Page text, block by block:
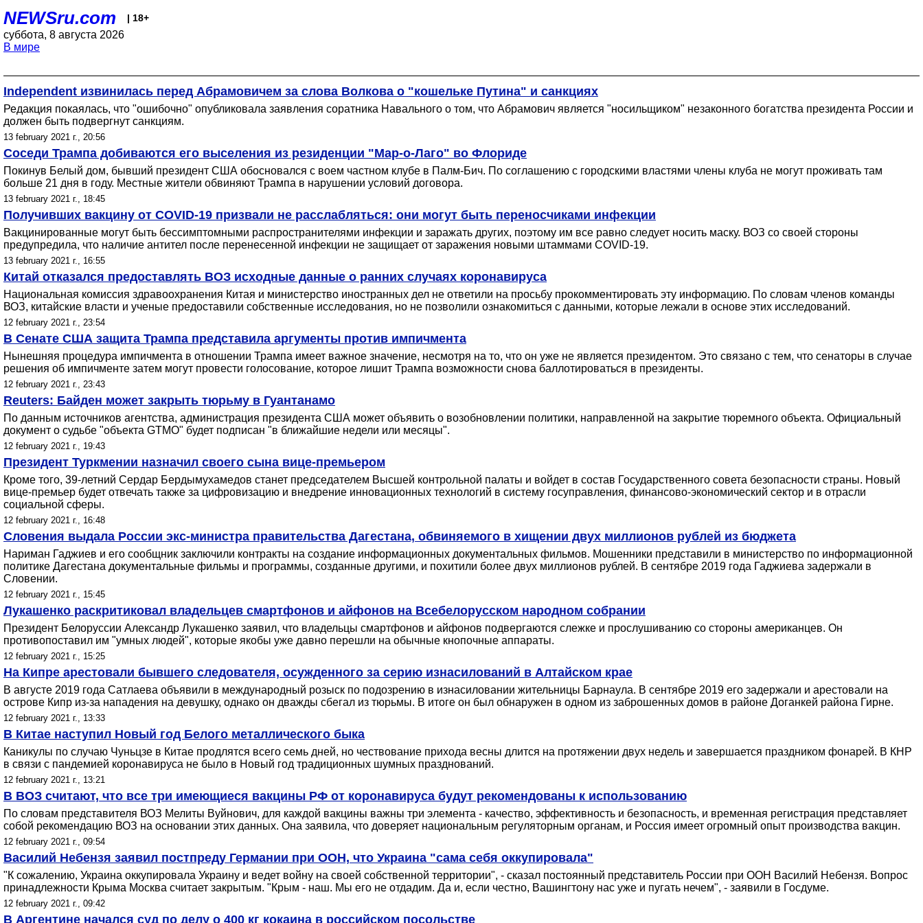
NEWSru.com | 18+
суббота, 8 августа 2026
В мире
Independent извинилась перед Абрамовичем за слова Волкова о "кошельке Путина" и санкциях
Редакция покаялась, что "ошибочно" опубликовала заявления соратника Навального о том, что Абрамович является "носильщиком" незаконного богатства президента России и
должен быть подвергнут санкциям.
13 february 2021 г., 20:56
Соседи Трампа добиваются его выселения из резиденции "Мар-о-Лаго" во Флориде
Покинув Белый дом, бывший президент США обосновался с воем частном клубе в Палм-Бич. По соглашению с городскими властями члены клуба не могут проживать там
больше 21 дня в году. Местные жители обвиняют Трампа в нарушении условий договора.
13 february 2021 г., 18:45
Получивших вакцину от COVID-19 призвали не расслабляться: они могут быть переносчиками инфекции
Вакцинированные могут быть бессимптомными распространителями инфекции и заражать других, поэтому им все равно следует носить маску. ВОЗ со своей стороны
предупредила, что наличие антител после перенесенной инфекции не защищает от заражения новыми штаммами COVID-19.
13 february 2021 г., 16:55
Китай отказался предоставлять ВОЗ исходные данные о ранних случаях коронавируса
Национальная комиссия здравоохранения Китая и министерство иностранных дел не ответили на просьбу прокомментировать эту информацию. По словам членов команды
ВОЗ, китайские власти и ученые предоставили собственные исследования, но не позволили ознакомиться с данными, которые лежали в основе этих исследований.
12 february 2021 г., 23:54
В Сенате США защита Трампа представила аргументы против импичмента
Нынешняя процедура импичмента в отношении Трампа имеет важное значение, несмотря на то, что он уже не является президентом. Это связано с тем, что сенаторы в случае
решения об импичменте затем могут провести голосование, которое лишит Трампа возможности снова баллотироваться в президенты.
12 february 2021 г., 23:43
Reuters: Байден может закрыть тюрьму в Гуантанамо
По данным источников агентства, администрация президента США может объявить о возобновлении политики, направленной на закрытие тюремного объекта. Официальный
документ о судьбе "объекта GTMO" будет подписан "в ближайшие недели или месяцы".
12 february 2021 г., 19:43
Президент Туркмении назначил своего сына вице-премьером
Кроме того, 39-летний Сердар Бердымухамедов станет председателем Высшей контрольной палаты и войдет в состав Государственного совета безопасности страны. Новый
вице-премьер будет отвечать также за цифровизацию и внедрение инновационных технологий в систему госуправления, финансово-экономический сектор и в отрасли
социальной сферы.
12 february 2021 г., 16:48
Словения выдала России экс-министра правительства Дагестана, обвиняемого в хищении двух миллионов рублей из бюджета
Нариман Гаджиев и его сообщник заключили контракты на создание информационных документальных фильмов. Мошенники представили в министерство по информационной
политике Дагестана документальные фильмы и программы, созданные другими, и похитили более двух миллионов рублей. В сентябре 2019 года Гаджиева задержали в
Словении.
12 february 2021 г., 15:45
Лукашенко раскритиковал владельцев смартфонов и айфонов на Всебелорусском народном собрании
Президент Белоруссии Александр Лукашенко заявил, что владельцы смартфонов и айфонов подвергаются слежке и прослушиванию со стороны американцев. Он
противопоставил им "умных людей", которые якобы уже давно перешли на обычные кнопочные аппараты.
12 february 2021 г., 15:25
На Кипре арестовали бывшего следователя, осужденного за серию изнасилований в Алтайском крае
В августе 2019 года Сатлаева объявили в международный розыск по подозрению в изнасиловании жительницы Барнаула. В сентябре 2019 его задержали и арестовали на
острове Кипр из-за нападения на девушку, однако он дважды сбегал из тюрьмы. В итоге он был обнаружен в одном из заброшенных домов в районе Доганкей района Гирне.
12 february 2021 г., 13:33
В Китае наступил Новый год Белого металлического быка
Каникулы по случаю Чуньцзе в Китае продлятся всего семь дней, но чествование прихода весны длится на протяжении двух недель и завершается праздником фонарей. В КНР
в связи с пaндемией коронавируса не было в Новый год традиционных шумных прaзднований.
12 february 2021 г., 13:21
В ВОЗ считают, что все три имеющиеся вакцины РФ от коронавируса будут рекомендованы к использованию
По словам представителя ВОЗ Мелиты Вуйнович, для каждой вакцины важны три элемента - качество, эффективность и безопасность, и временная регистрация представляет
собой рекомендацию ВОЗ на основании этих данных. Она заявила, что доверяет национальным регуляторным органам, и Россия имеет огромный опыт производства вакцин.
12 february 2021 г., 09:54
Василий Небензя заявил постпреду Германии при ООН, что Украина "сама себя оккупировала"
"К сожалению, Украина оккупировала Украину и ведет войну на своей собственной территории", - сказал постоянный представитель России при ООН Василий Небензя. Вопрос
принадлежности Крыма Москва считает закрытым. "Крым - наш. Мы его не отдадим. Да и, если честно, Вашингтону нас уже и пугать нечем", - заявили в Госдуме.
12 february 2021 г., 09:42
В Аргентине начался суд по делу о 400 кг кокаина в российском посольстве